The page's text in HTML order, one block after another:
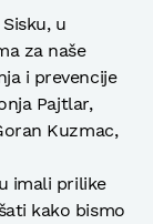
u
za naše
i prevencije
Pajtlar,
Kuzmac,
imali prilike
kako bismo